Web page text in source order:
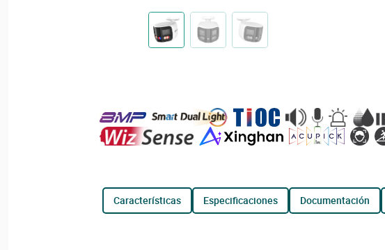
características especificaciones documentación